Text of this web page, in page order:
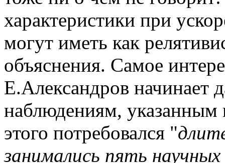
характеристики при
могут иметь как
объяснения. Самое
Е.Александров начинает
наблюдениям, указанным
этого потребовался "
занимались пять